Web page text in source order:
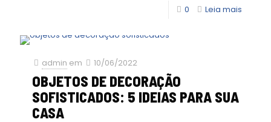
0 Leia mais
admin em 10/06/2022
OBJETOS DE DECORAÇÃO
SOFISTICADOS: 5 IDEIAS PARA SUA
CASA